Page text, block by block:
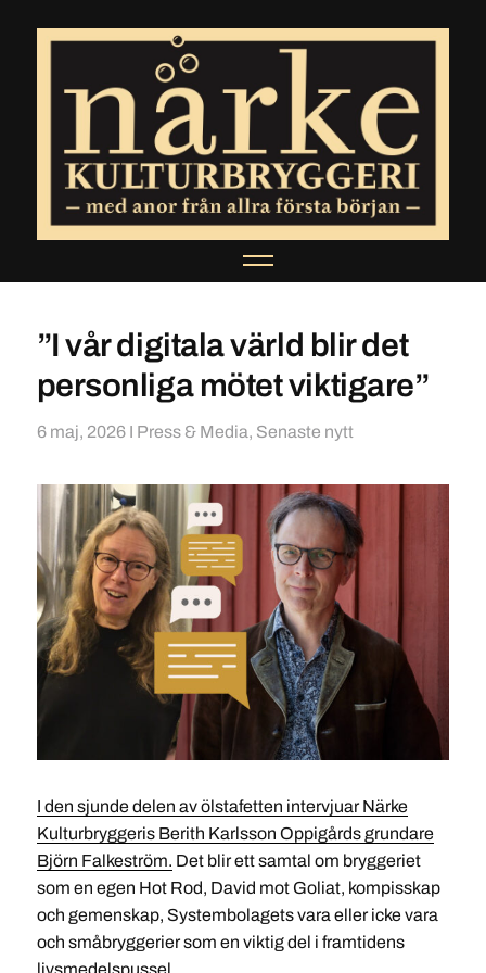
”I vår digitala värld blir det
personliga mötet viktigare”
6 maj, 2026 I Press & Media, Senaste nytt
I den sjunde delen av ölstafetten intervjuar Närke
Kulturbryggeris Berith Karlsson Oppigårds grundare
Björn Falkeström. Det blir ett samtal om bryggeriet
som en egen Hot Rod, David mot Goliat, kompisskap
och gemenskap, Systembolagets vara eller icke vara
och småbryggerier som en viktig del i framtidens